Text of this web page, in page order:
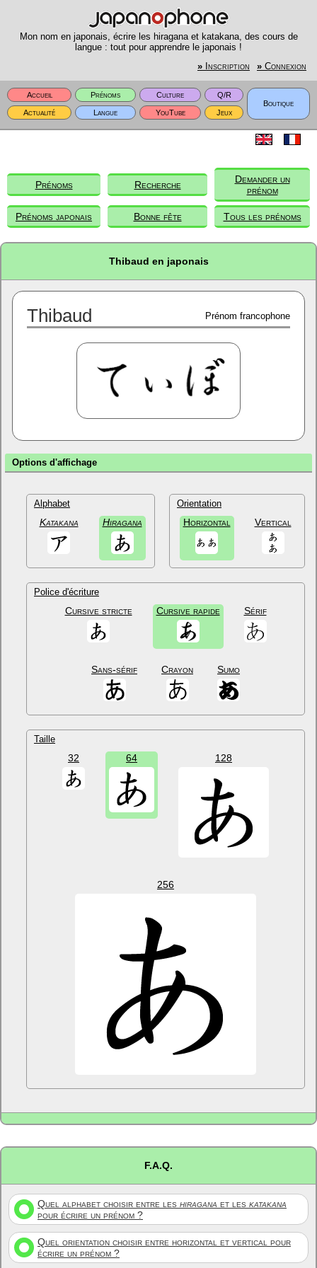
Mon nom en japonais, écrire les hiragana et katakana, des cours de
langue : tout pour apprendre le japonais !
» Inscription » Connexion
Accueil Prénoms Culture
Q/R
Boutique
Actualité
Langue YouTube Jeux
Prénoms Recherche
Demander un
prénom
Prénoms japonais Bonne fête Tous les prénoms
Thibaud en japonais
Thibaud Prénom francophone
Options d'affichage
Alphabet
Katakana Hiragana
Orientation
Horizontal Vertical
Police d'écriture
Cursive stricte Cursive rapide Sérif
Sans-sérif Crayon Sumo
Taille
32 64 128
256
F.A.Q.
Quel alphabet choisir entre les hiragana et les katakana
pour écrire un prénom ?
Quel orientation choisir entre horizontal et vertical pour
écrire un prénom ?